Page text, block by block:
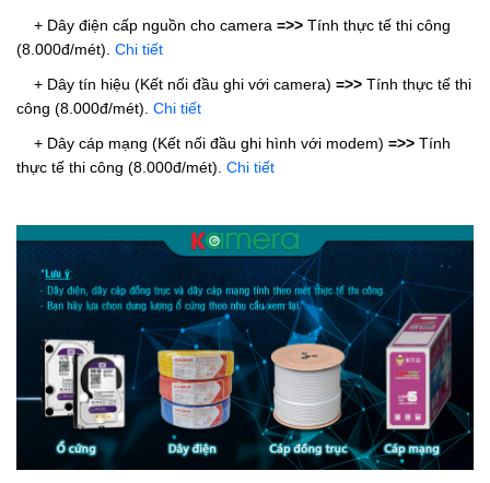
+ Dây điện cấp nguồn cho camera =>> Tính thực tế thi công
(8.000đ/mét). Chi tiết
+ Dây tín hiệu (Kết nối đầu ghi với camera) =>> Tính thực tế thi
công (8.000đ/mét). Chi tiết
+ Dây cáp mạng (Kết nối đầu ghi hình với modem) =>> Tính
thực tế thi công (8.000đ/mét). Chi tiết